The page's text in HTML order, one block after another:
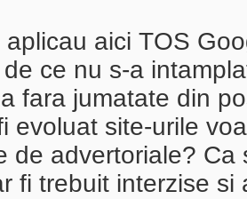
aplicau aici TOS
ce nu s-a
fara jumatate din
evoluat site-urile
de advertoriale?
fi trebuit interzise si